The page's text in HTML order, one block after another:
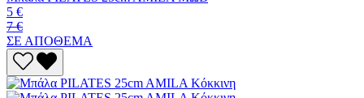
5 €
7 €
ΣΕ ΑΠΟΘΕΜΑ